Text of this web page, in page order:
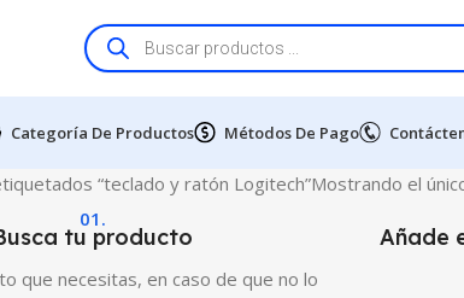
Categoría De Productos Métodos De Pago
“teclado y ratón Logitech”Mostrando el
01.
tu producto
que necesitas, en caso de que no lo
Añade